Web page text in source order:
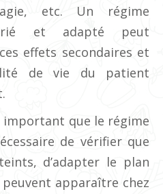
etc. Un régime
et adapté peut
effets secondaires et
de vie du patient
important que le régime
de vérifier que
d’adapter le plan
apparaître chez